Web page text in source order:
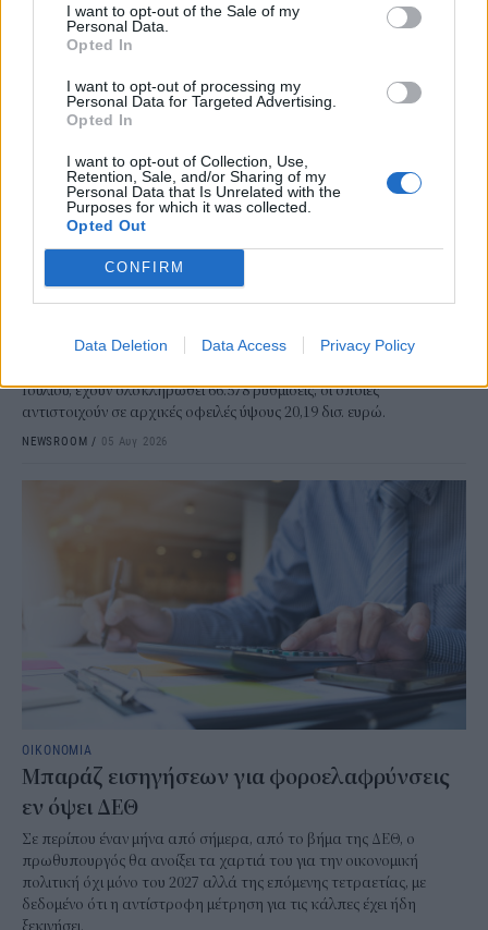
I want to opt-out of the Sale of my
Personal Data.
Opted In
I want to opt-out of processing my
Personal Data for Targeted Advertising.
Opted In
I want to opt-out of Collection, Use,
Retention, Sale, and/or Sharing of my
Personal Data that Is Unrelated with the
Purposes for which it was collected.
Opted Out
CONFIRM
Data Deletion Data Access Privacy Policy
Από ρεκόρ σε ρεκόρ ο Εξωδικαστικός
Μηχανισμός. Οι συνολικές ρυθμίσεις ξεπέρασαν τα 20 δισ. ευρώ από
Ιουλίου, έχουν ολοκληρωθεί 66.578 ρυθμίσεις, οι οποίες
αντιστοιχούν σε αρχικές οφειλές ύψους 20,19 δισ. ευρώ.
NEWSROOM / 05 Αυγ 2026
ΟΙΚΟΝΟΜΙΑ
Μπαράζ εισηγήσεων για φοροελαφρύνσεις
εν όψει ΔΕΘ
Σε περίπου έναν μήνα από σήμερα, από το βήμα της ΔΕΘ, ο
πρωθυπουργός θα ανοίξει τα χαρτιά του για την οικονομική
πολιτική όχι μόνο του 2027 αλλά της επόμενης τετραετίας, με
δεδομένο ότι η αντίστροφη μέτρηση για τις κάλπες έχει ήδη
ξεκινήσει.